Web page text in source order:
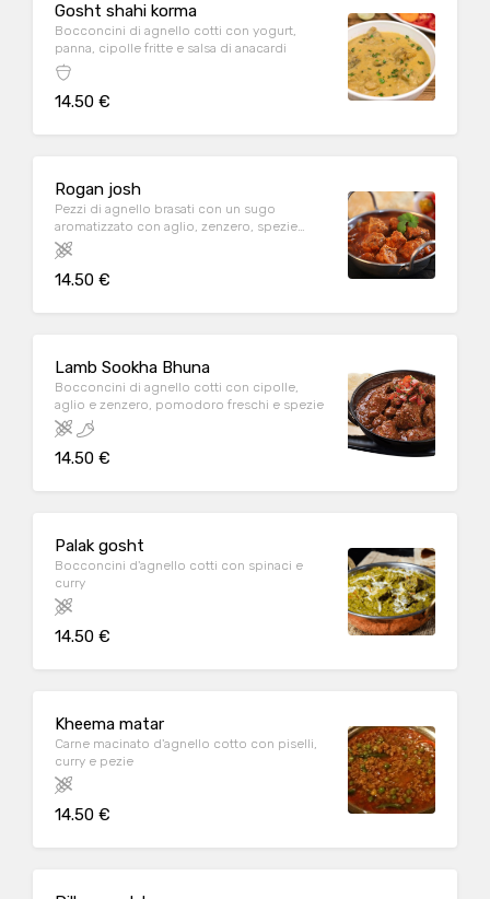
Gosht shahi korma
Bocconcini di agnello cotti con yogurt,
panna, cipolle fritte e salsa di anacardi
14.50 €
Rogan josh
Pezzi di agnello brasati con un sugo
aromatizzato con aglio, zenzero, spezie
aromatiche e yogurt
14.50 €
Lamb Sookha Bhuna
Bocconcini di agnello cotti con cipolle,
aglio e zenzero, pomodoro freschi e spezie
14.50 €
Palak gosht
Bocconcini d'agnello cotti con spinaci e
curry
14.50 €
Kheema matar
Carne macinato d'agnello cotto con piselli,
curry e pezie
14.50 €